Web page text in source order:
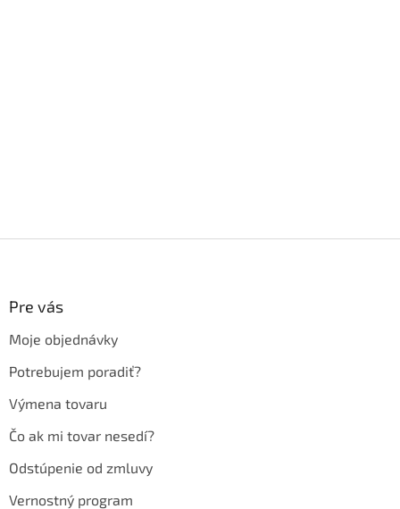
Pre vás
Moje objednávky
Potrebujem poradiť?
Výmena tovaru
Čo ak mi tovar nesedí?
Odstúpenie od zmluvy
Vernostný program